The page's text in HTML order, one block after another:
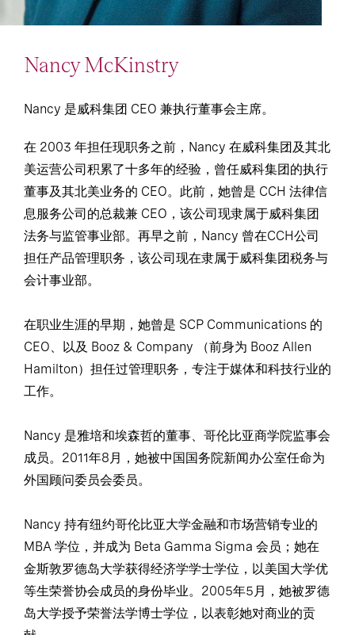
Nancy McKinstry
Nancy 是威科集团 CEO 兼执行董事会主席。
在 2003 年担任现职务之前，Nancy 在威科集团及其北
美运营公司积累了十多年的经验，曾任威科集团的执行
董事及其北美业务的 CEO。此前，她曾是 CCH 法律信
息服务公司的总裁兼 CEO，该公司现隶属于威科集团
法务与监管事业部。再早之前，Nancy 曾在CCH公司
担任产品管理职务，该公司现在隶属于威科集团税务与
会计事业部。
在职业生涯的早期，她曾是 SCP Communications 的
CEO、以及 Booz & Company （前身为 Booz Allen
Hamilton）担任过管理职务，专注于媒体和科技行业的
工作。
Nancy 是雅培和埃森哲的董事、哥伦比亚商学院监事会
成员。2011年8月，她被中国国务院新闻办公室任命为
外国顾问委员会委员。
Nancy 持有纽约哥伦比亚大学金融和市场营销专业的
MBA 学位，并成为 Beta Gamma Sigma 会员；她在
金斯敦罗德岛大学获得经济学学士学位，以美国大学优
等生荣誉协会成员的身份毕业。2005年5月，她被罗德
岛大学授予荣誉法学博士学位，以表彰她对商业的贡